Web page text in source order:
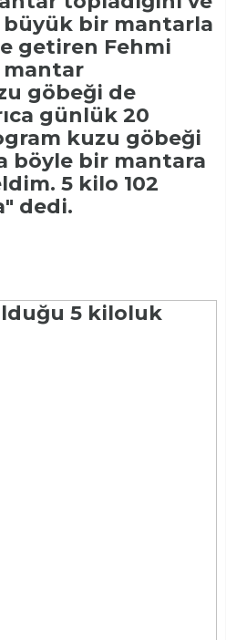
bir mantarla
getiren Fehmi
mantar
göbeği de
günlük 20
kuzu göbeği
böyle bir mantara
5 kilo 102
dedi.